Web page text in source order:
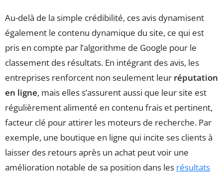
Au-delà de la simple crédibilité, ces avis dynamisent
également le contenu dynamique du site, ce qui est
pris en compte par l’algorithme de Google pour le
classement des résultats. En intégrant des avis, les
entreprises renforcent non seulement leur réputation
en ligne, mais elles s’assurent aussi que leur site est
régulièrement alimenté en contenu frais et pertinent,
facteur clé pour attirer les moteurs de recherche. Par
exemple, une boutique en ligne qui incite ses clients à
laisser des retours après un achat peut voir une
amélioration notable de sa position dans les résultats